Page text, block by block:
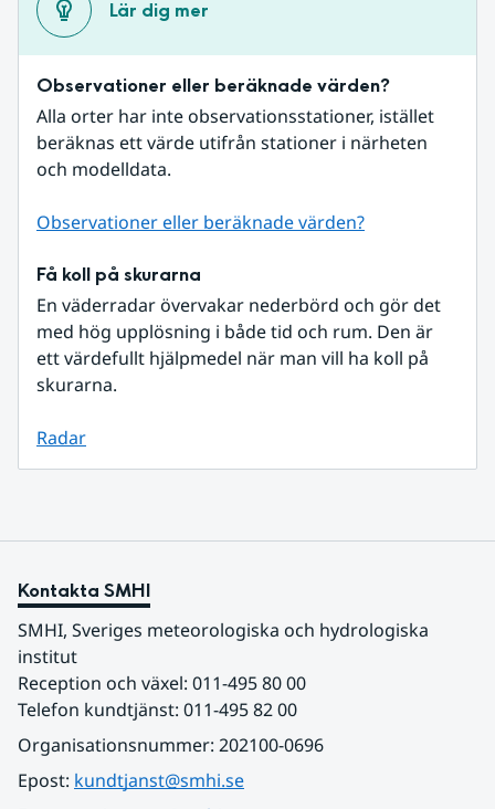
Lär dig mer
Observationer eller beräknade värden?
Alla orter har inte observationsstationer, istället
beräknas ett värde utifrån stationer i närheten
och modelldata.
Observationer eller beräknade värden?
Få koll på skurarna
En väderradar övervakar nederbörd och gör det
med hög upplösning i både tid och rum. Den är
ett värdefullt hjälpmedel när man vill ha koll på
skurarna.
Radar
Kontakta SMHI
SMHI, Sveriges meteorologiska och hydrologiska
institut
Reception och växel: 011-495 80 00
Telefon kundtjänst: 011-495 82 00
Organisationsnummer: 202100-0696
Epost: kundtjanst@smhi.se